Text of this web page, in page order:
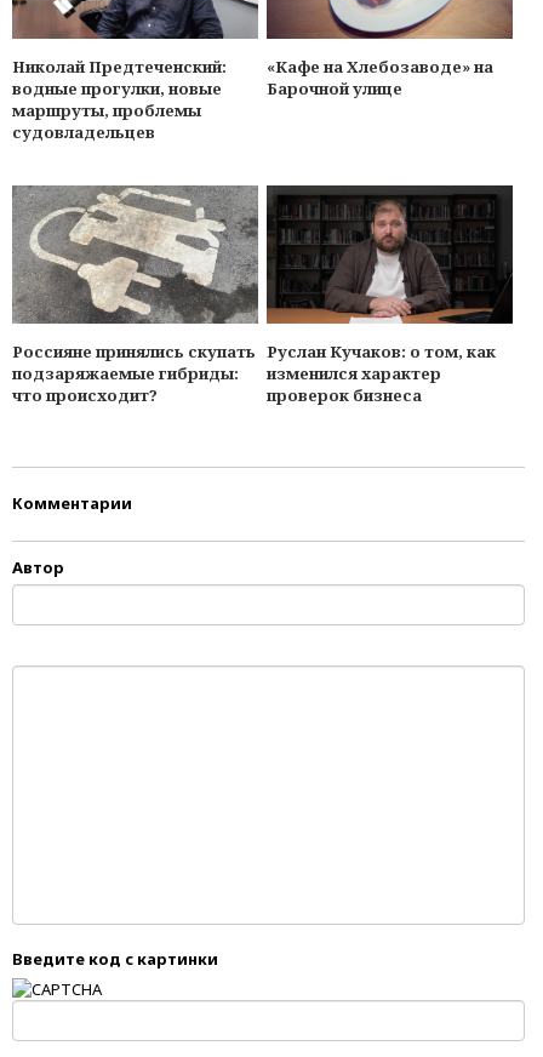
Николай Предтеченский:
водные прогулки, новые
маршруты, проблемы
судовладельцев
«Кафе на Хлебозаводе» на
Барочной улице
Россияне принялись скупать
подзаряжаемые гибриды:
что происходит?
Руслан Кучаков: о том, как
изменился характер
проверок бизнеса
Комментарии
Автор
Введите код с картинки